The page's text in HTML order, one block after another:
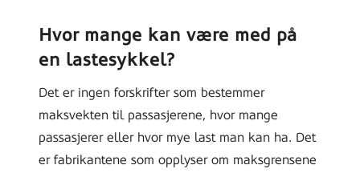
Hvor mange kan være med på
en lastesykkel?
Det er ingen forskrifter som bestemmer
maksvekten til passasjerene, hvor mange
passasjerer eller hvor mye last man kan ha. Det
er fabrikantene som opplyser om maksgrensene